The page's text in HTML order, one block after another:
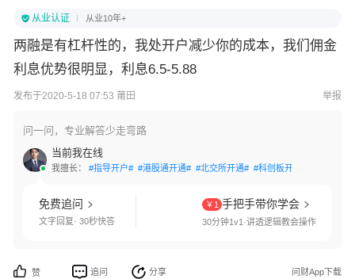
从业认证 从业10年+
两融是有杠杆性的，我处开户减少你的成本，我们佣金
利息优势很明显，利息6.5-5.88
发布于2020-5-18 07:53 莆田 举报
问一问，专业解答少走弯路
当前我在线
我擅长： #指导开户# #港股通开通# #北交所开通# #科创板开通#
免费追问
文字回复· 30秒快答
￥1 手把手带你学会
30分钟1v1·讲透逻辑教会操作
赞 追问 分享 问财App下载